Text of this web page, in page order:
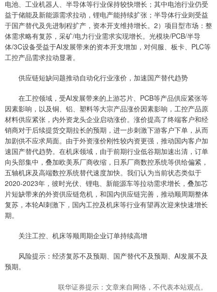
电池、工业机器人、半导体等行业保持较快增长；其中电池行业仍受
益于储能及新能源需求拉动，锂电产能持续扩张；半导体行业则受益
于国产替代及先进制程扩产，资本开支维持增长。2）项目型市场：整
体需求略有复苏，采矿/电力行业需求实现增长。光模块/PCB/半导
体/3C设备受益于AI发展带来的资本开支增加，对伺服、板卡、PLC等
工控产品需求拉动显著。
供应链短缺问题推动自动化行业涨价，加速国产替代趋势
在工控领域，受AI发展带来的上游芯片、PCB等产品供应紧张等
因素影响，以及铜、铝、塑料等大宗产品涨价因素影响，工控产品原
材料供应紧张，内外资龙头企业启动涨价。涨价提高了终端客户和经
销商对于后续提货交期拉长的预期，进一步刺激下游客户下单，从而
加剧供不应求局面。由于外资涨价刚性较内资更强，推动国内客户加
速国产替代趋势。在机床领域，由于前期行业低谷期加速出清，订单
向头部集中，叠加欧美系厂商收缩，日系厂商数控系统等供给偏紧，
五轴机床及高端数控系统替代速度加快。我们认为当前状态类似于
2020-2023年，彼时光伏、锂电、新能源车等拉动需求增长，叠加芯
片短缺带来的外资供应链危机，和国内供应链完善，推动顺周期整体
复苏，本轮AI刺激下，国内工控及机床等行业有望再次迎来快速增长
期。
关注工控、机床等顺周期企业订单持续高增
风险提示：经济复苏不及预期、国产替代不及预期、AI发展不及
预期。
联华证券提示：文章来自网络，不代表本站观点。